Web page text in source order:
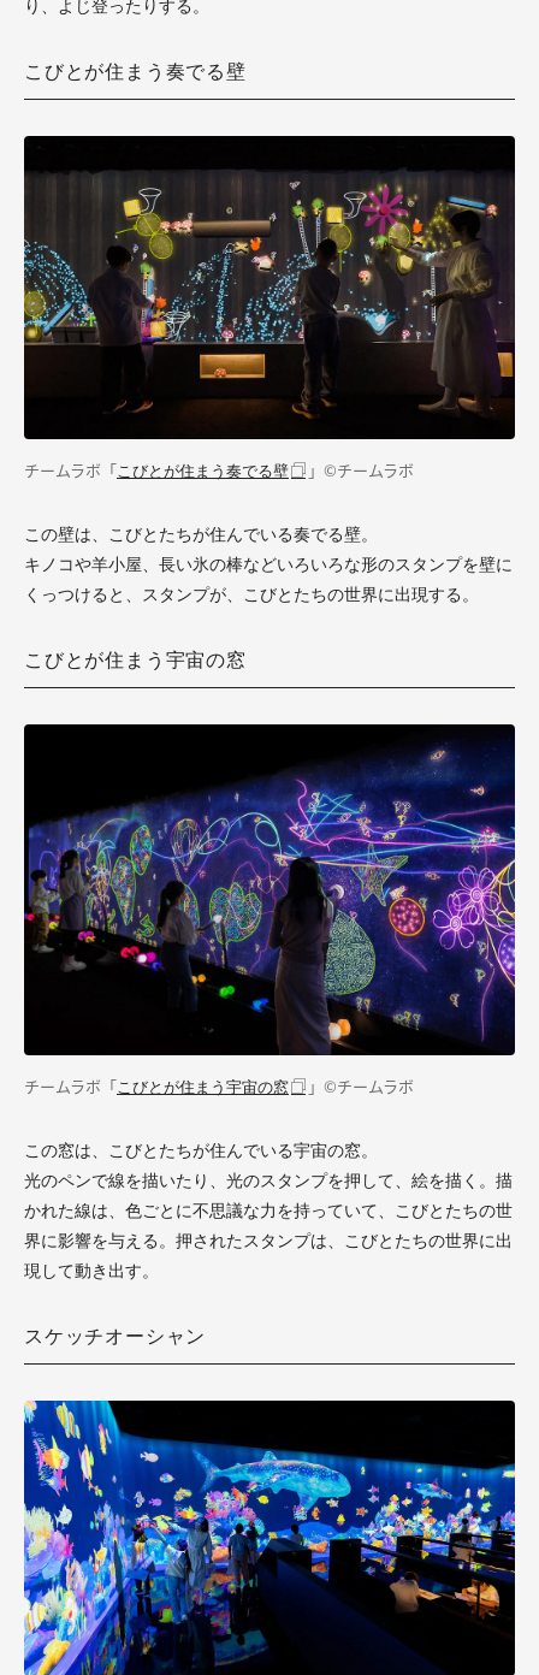
り、よじ登ったりする。
こびとが住まう奏でる壁
チームラボ「 こびとが住まう奏でる壁 」©チームラボ
この壁は、こびとたちが住んでいる奏でる壁。
キノコや羊小屋、長い氷の棒などいろいろな形のスタンプを壁に
くっつけると、スタンプが、こびとたちの世界に出現する。
こびとが住まう宇宙の窓
チームラボ「 こびとが住まう宇宙の窓 」©チームラボ
この窓は、こびとたちが住んでいる宇宙の窓。
光のペンで線を描いたり、光のスタンプを押して、絵を描く。描
かれた線は、色ごとに不思議な力を持っていて、こびとたちの世
界に影響を与える。押されたスタンプは、こびとたちの世界に出
現して動き出す。
スケッチオーシャン